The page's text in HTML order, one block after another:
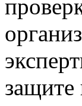
защите